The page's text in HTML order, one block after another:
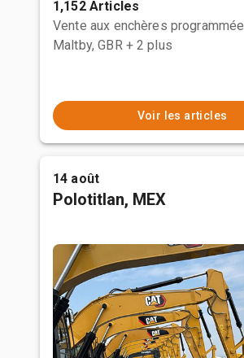
1,152 Articles
Vente aux enchères programmée
Maltby, GBR + 2 plus
Voir les articles
14 août
Polotitlan, MEX